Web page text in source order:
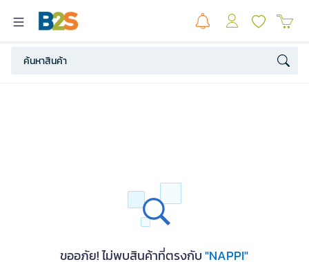
ขออภัย! ไม่พบสินค้าที่ตรงกับ"NAPPI"